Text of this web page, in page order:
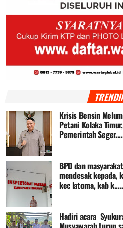
Krisis Bensin
Petani Kolaka
Pemerintah
BPD dan
mendesak kepada,
kec latoma, kab
Hadiri acara